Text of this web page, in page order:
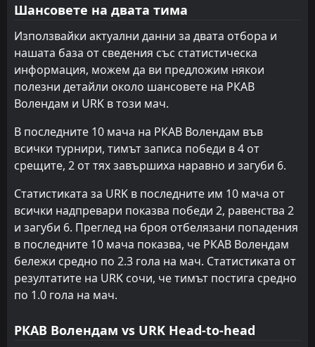
FT
12Aug
ДВС 33 Ермело
URK
FT
19:00
12
URK
Катвайк
3
FT
URK
AET
21Sep
Gemert
URK
2
W
Шансовете на двата тима
Използвайки актуални данни за двата отбора и
нашата база от сведения със статистическа
информация, можем да ви предложим някои
полезни детайли около шансовете на РКАВ
Волендам и URK в този мач.
В последните 10 мача на РКАВ Волендам във
всички турнири, тимът записа победи в 4 от
срещите, 2 от тях завършиха наравно и загуби 6.
Статистиката за URK в последните им 10 мача от
всички надпревари показва победи 2, равенства 2
и загуби 6. Преглед на броя отбелязани попадения
в последните 10 мача показва, че РКАВ Волендам
бележи средно по 2.3 гола на мач. Статистиката от
резултатите на URK сочи, че тимът постига средно
по 1.0 гола на мач.
РКАВ Волендам vs URK Head-to-head